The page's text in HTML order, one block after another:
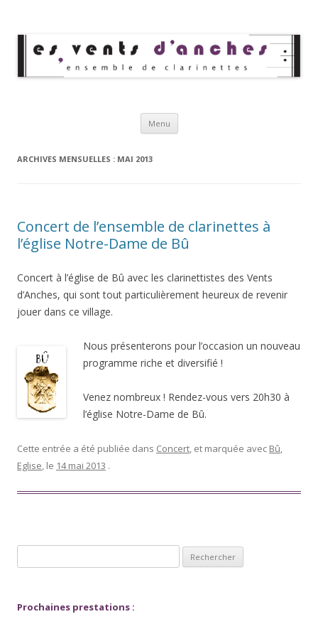
Menu Aller au contenu principal
ARCHIVES MENSUELLES : MAI 2013
Concert de l’ensemble de clarinettes à
l’église Notre-Dame de Bû
Concert à l’église de Bû avec les clarinettistes des Vents
d’Anches, qui sont tout particulièrement heureux de revenir
jouer dans ce village.
Nous présenterons pour l’occasion un nouveau
programme riche et diversifié !
Venez nombreux ! Rendez-vous vers 20h30 à
l’église Notre-Dame de Bû.
Cette entrée a été publiée dans Concert, et marquée avec Bû,
Eglise, le 14 mai 2013 .
Prochaines prestations :